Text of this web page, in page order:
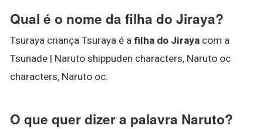
Qual é o nome da filha do Jiraya?
Tsuraya criança Tsuraya é a filha do Jiraya com a
Tsunade | Naruto shippuden characters, Naruto oc
characters, Naruto oc.
O que quer dizer a palavra Naruto?